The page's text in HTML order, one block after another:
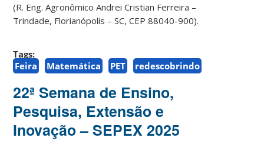
(R. Eng. Agronômico Andrei Cristian Ferreira –
Trindade, Florianópolis – SC, CEP 88040-900).
Tags:
Feira
Matemática PET redescobrindo
22ª Semana de Ensino,
Pesquisa, Extensão e
Inovação – SEPEX 2025